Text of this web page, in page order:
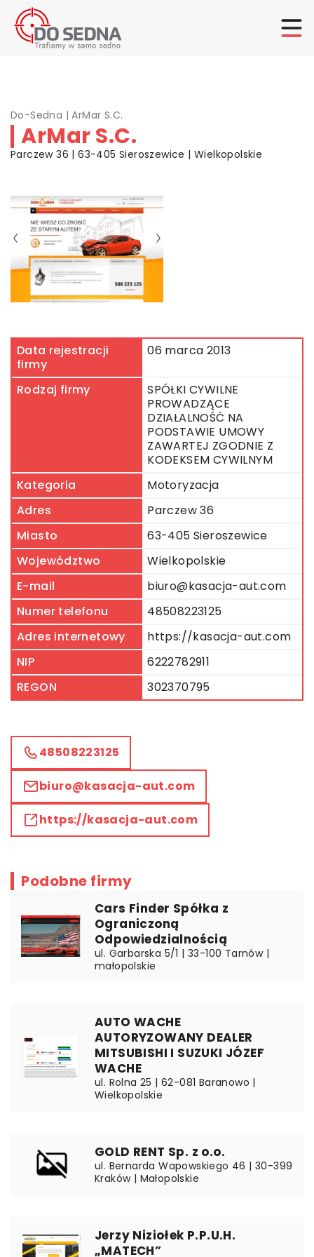
Do-Sedna |ArMar S.C.
ArMar S.C.
Parczew 36 | 63-405 Sieroszewice | Wielkopolskie
Data rejestracji
firmy
06 marca 2013
Rodzaj firmy
SPÓŁKI CYWILNE
PROWADZĄCE
DZIAŁALNOŚĆ NA
PODSTAWIE UMOWY
ZAWARTEJ ZGODNIE Z
KODEKSEM CYWILNYM
Kategoria
Motoryzacja
Adres
Parczew 36
Miasto
63-405 Sieroszewice
Województwo
Wielkopolskie
E-mail
biuro@kasacja-aut.com
Numer telefonu
48508223125
Adres internetowy
https://kasacja-aut.com
NIP
6222782911
REGON
302370795
48508223125
biuro@kasacja-aut.com
https://kasacja-aut.com
Podobne firmy
Cars Finder Spółka z
Ograniczoną
Odpowiedzialnością
ul. Garbarska 5/1 | 33-100 Tarnów |
małopolskie
AUTO WACHE
AUTORYZOWANY DEALER
MITSUBISHI I SUZUKI JÓZEF
WACHE
ul. Rolna 25 | 62-081 Baranowo |
Wielkopolskie
GOLD RENT Sp. z o.o.
ul. Bernarda Wapowskiego 46 | 30-399
Kraków | Małopolskie
Jerzy Niziołek P.P.U.H.
„MATECH”